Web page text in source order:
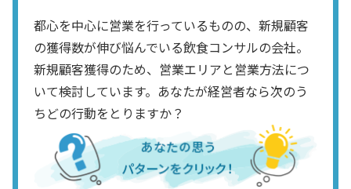
都心を中心に営業を行っているものの、新規顧客
の獲得数が伸び悩んでいる飲食コンサルの会社。
新規顧客獲得のため、営業エリアと営業方法につ
いて検討しています。あなたが経営者なら次のう
ちどの行動をとりますか？